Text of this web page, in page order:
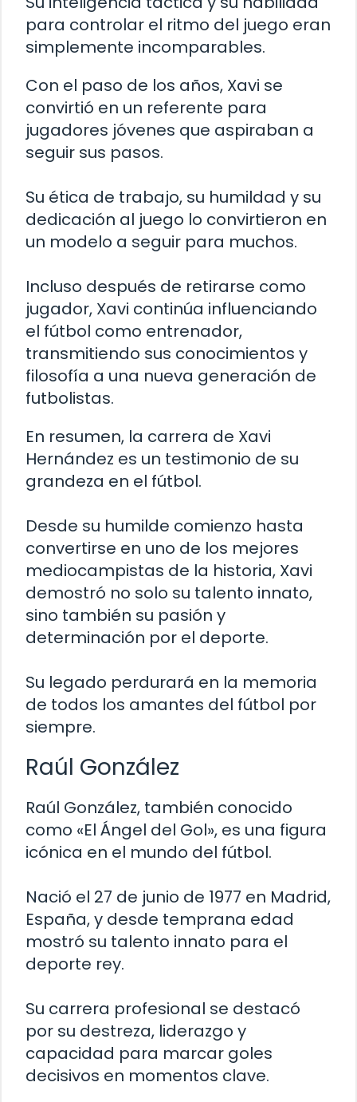
para controlar el ritmo del juego eran
simplemente incomparables.
Con el paso de los años, Xavi se
convirtió en un referente para
jugadores jóvenes que aspiraban a
seguir sus pasos.
Su ética de trabajo, su humildad y su
dedicación al juego lo convirtieron en
un modelo a seguir para muchos.
Incluso después de retirarse como
jugador, Xavi continúa influenciando
el fútbol como entrenador,
transmitiendo sus conocimientos y
filosofía a una nueva generación de
futbolistas.
En resumen, la carrera de Xavi
Hernández es un testimonio de su
grandeza en el fútbol.
Desde su humilde comienzo hasta
convertirse en uno de los mejores
mediocampistas de la historia, Xavi
demostró no solo su talento innato,
sino también su pasión y
determinación por el deporte.
Su legado perdurará en la memoria
de todos los amantes del fútbol por
siempre.
Raúl González
Raúl González, también conocido
como «El Ángel del Gol», es una figura
icónica en el mundo del fútbol.
Nació el 27 de junio de 1977 en Madrid,
España, y desde temprana edad
mostró su talento innato para el
deporte rey.
Su carrera profesional se destacó
por su destreza, liderazgo y
capacidad para marcar goles
decisivos en momentos clave.